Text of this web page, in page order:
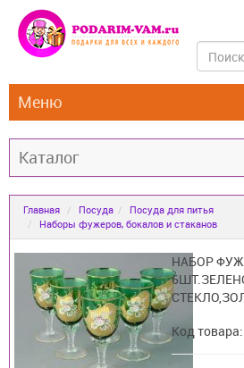
Меню
Каталог
Главная Посуда
Посуда для питья
Наборы фужеров, бокалов и стаканов
НАБОР
Код